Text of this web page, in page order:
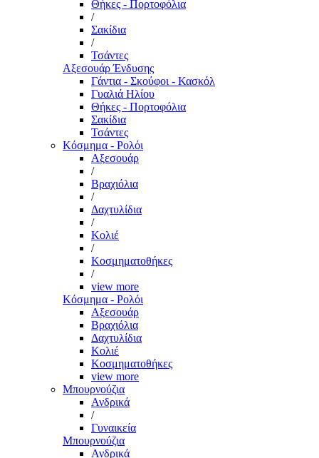
Θήκες - Πορτοφόλια
/
Σακίδια
/
Τσάντες
Αξεσουάρ Ένδυσης
Γάντια - Σκούφοι - Κασκόλ
Γυαλιά Ηλίου
Θήκες - Πορτοφόλια
Σακίδια
Τσάντες
Κόσμημα - Ρολόι
Αξεσουάρ
/
Βραχιόλια
/
Δαχτυλίδια
/
Κολιέ
/
Κοσμηματοθήκες
/
view more
Κόσμημα - Ρολόι
Αξεσουάρ
Βραχιόλια
Δαχτυλίδια
Κολιέ
Κοσμηματοθήκες
view more
Μπουρνούζια
Ανδρικά
/
Γυναικεία
Μπουρνούζια
Ανδρικά